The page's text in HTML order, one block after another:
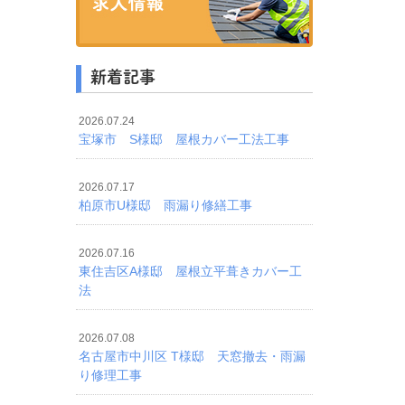
新着記事
2026.07.24
宝塚市 S様邸 屋根カバー工法工事
2026.07.17
柏原市U様邸 雨漏り修繕工事
2026.07.16
東住吉区A様邸 屋根立平葺きカバー工
法
2026.07.08
名古屋市中川区 T様邸 天窓撤去・雨漏
り修理工事